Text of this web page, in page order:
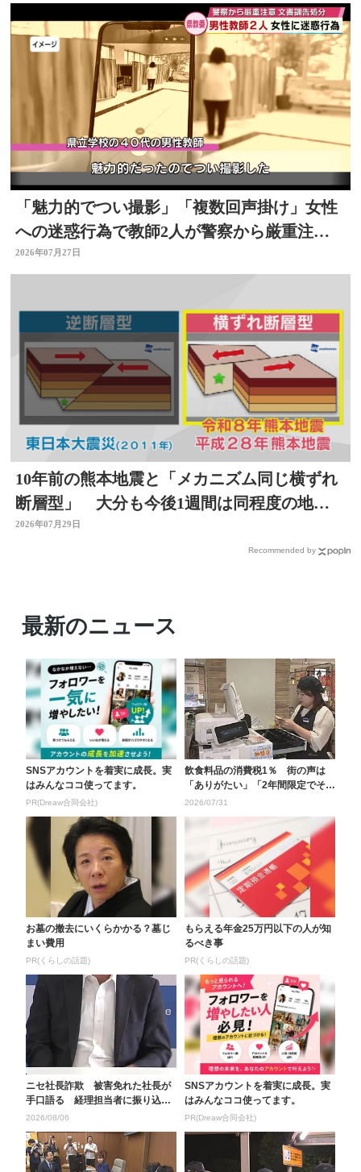
「魅力的でつい撮影」「複数回声掛け」女性
への迷惑行為で教師2人が警察から厳重注
意 文書訓告に 大分
2026年07月27日
10年前の熊本地震と「メカニズム同じ横ずれ
断層型」 大分も今後1週間は同程度の地震
に注意
2026年07月29日
Recommended by
最新のニュース
SNSアカウントを着実に成長。実
はみんなココ使ってます。
PR(Dreaw合同会社)
飲食料品の消費税1％ 街の声は
「ありがたい」「2年間限定でその
後どうなる？」デパ...
2026/07/31
お墓の撤去にいくらかかる？墓じ
まい費用
PR(くらしの話題)
もらえる年金25万円以下の人が知
るべき事
PR(くらしの話題)
ニセ社長詐欺 被害免れた社長が
手口語る 経理担当者に振り込み
急かすLINE 内容...
2026/08/06
SNSアカウントを着実に成長。実
はみんなココ使ってます。
PR(Dreaw合同会社)